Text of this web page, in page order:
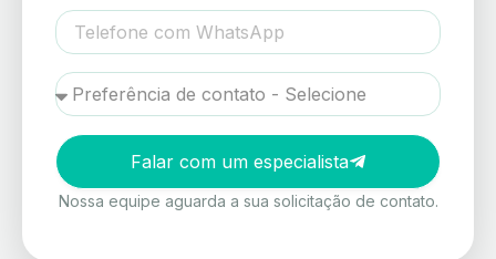
Falar com um especialista
Nossa equipe aguarda a sua solicitação de contato.